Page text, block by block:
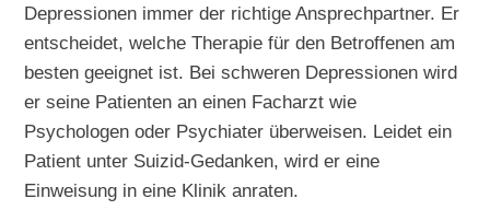
Depressionen immer der richtige Ansprechpartner. Er
entscheidet, welche Therapie für den Betroffenen am
besten geeignet ist. Bei schweren Depressionen wird
er seine Patienten an einen Facharzt wie
Psychologen oder Psychiater überweisen. Leidet ein
Patient unter Suizid-Gedanken, wird er eine
Einweisung in eine Klinik anraten.